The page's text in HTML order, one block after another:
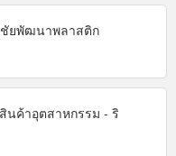
ชัยพัฒนาพลาสติก
นค้าอุตสาหกรรม - ริ